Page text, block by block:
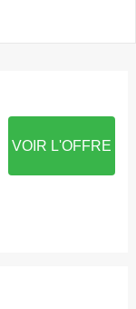
VOIR L'OFFRE